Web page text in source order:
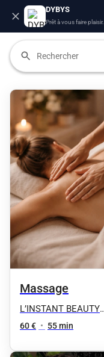
DYBYS
Prêt à vous faire plaisir.
Massage
L’INSTANT BEAUTY
FANE
60 € • 55 min